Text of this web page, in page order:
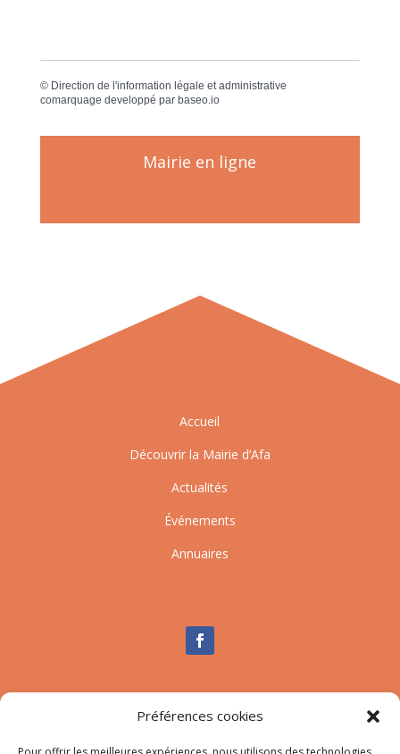
Préférences cookies
© Direction de l'information légale et administrative
comarquage developpé par baseo.io
Mairie en ligne
Accueil
Découvrir la Mairie d’Afa
Actualités
Événements
Annuaires
Nous contacter